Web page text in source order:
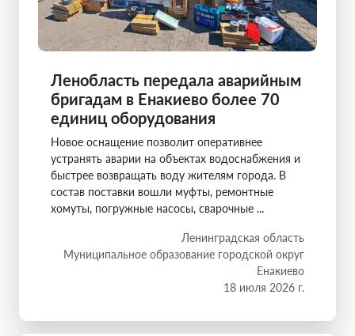
Ленобласть передала аварийным
бригадам в Енакиево более 70
единиц оборудования
Новое оснащение позволит оперативнее
устранять аварии на объектах водоснабжения и
быстрее возвращать воду жителям города. В
состав поставки вошли муфты, ремонтные
хомуты, погружные насосы, сварочные ...
Ленинградская область
Муниципальное образование городской округ
Енакиево
18 июля 2026 г.